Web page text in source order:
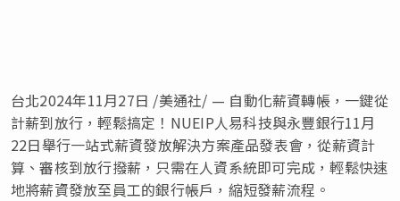
台北2024年11月27日 /美通社/ — 自動化薪資轉帳，一鍵從
計薪到放行，輕鬆搞定！NUEIP人易科技與永豐銀行11月
22日舉行一站式薪資發放解決方案產品發表會，從薪資計
算、審核到放行撥薪，只需在人資系統即可完成，輕鬆快速
地將薪資發放至員工的銀行帳戶，縮短發薪流程。